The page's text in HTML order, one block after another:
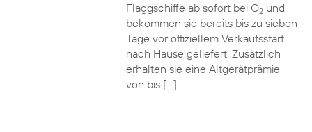
Flaggschiffe ab sofort bei O2und
bekommen sie bereits bis zu sieben
Tage vor offiziellem Verkaufsstart
nach Hause geliefert. Zusätzlich
erhalten sie eine Altgerätprämie
von bis […]